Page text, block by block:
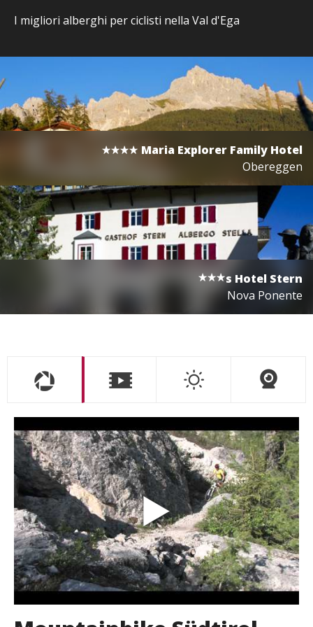
I migliori alberghi per ciclisti nella Val d'Ega
Maria Explorer Family Hotel
Obereggen
s Hotel Stern
Nova Ponente